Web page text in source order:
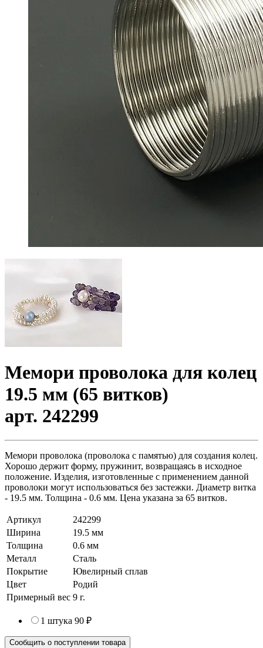
Мемори проволока для колец
19.5 мм (65 витков)
арт. 242299
Мемори проволока (проволока с памятью) для создания колец.
Хорошо держит форму, пружинит, возвращаясь в исходное
положение. Изделия, изготовленные с применением данной
проволоки могут использоваться без застежки. Диаметр витка
- 19.5 мм. Толщина - 0.6 мм. Цена указана за 65 витков.
Артикул
242299
Ширина
19.5 мм
Толщина
0.6 мм
Металл
Сталь
Покрытие
Ювелирный сплав
Цвет
Родий
Примерный вес 9 г.
1 штука 90 ₽
Сообщить о поступлении товара